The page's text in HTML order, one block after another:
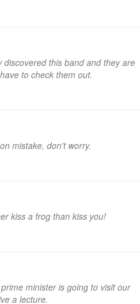
discovered this band and they are
to check them out.
mistake, don't worry.
kiss a frog than kiss you!
minister is going to visit our
a lecture.